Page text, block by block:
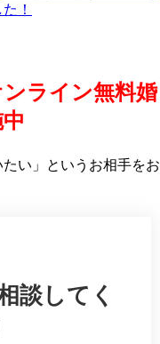
！
ライン無料婚
い」というお相手をお
談してく